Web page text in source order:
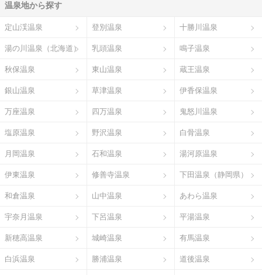
温泉地から探す
定山渓温泉 登別温泉 十勝川温泉
湯の川温泉（北海道） 乳頭温泉 鳴子温泉
秋保温泉 東山温泉 蔵王温泉
銀山温泉 草津温泉 伊香保温泉
万座温泉 四万温泉 鬼怒川温泉
塩原温泉 野沢温泉 白骨温泉
月岡温泉 石和温泉 湯河原温泉
伊東温泉 修善寺温泉 下田温泉（静岡県）
和倉温泉 山中温泉 あわら温泉
宇奈月温泉 下呂温泉 平湯温泉
新穂高温泉 城崎温泉 有馬温泉
白浜温泉 勝浦温泉 道後温泉